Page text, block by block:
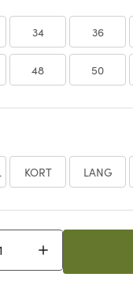
34 36
48 50
KORT LANG